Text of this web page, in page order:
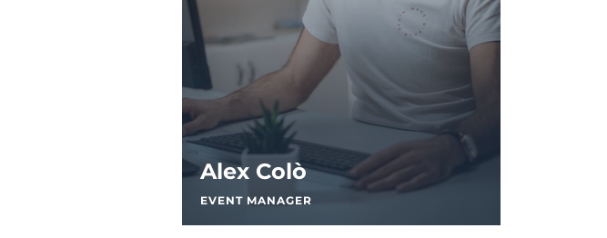
Alex Colò
EVENT MANAGER